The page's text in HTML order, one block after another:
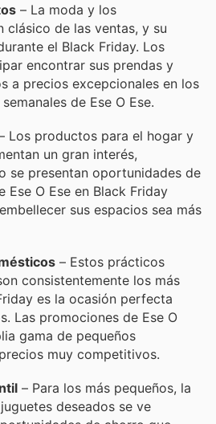
– La moda y los
clásico de las ventas, y su
el Black Friday. Los
encontrar sus prendas y
a precios excepcionales en los
de Ese O Ese.
Los productos para el hogar y
un gran interés,
se presentan oportunidades de
Ese O Ese en Black Friday
sus espacios sea más
– Estos prácticos
consistentemente los más
es la ocasión perfecta
Las promociones de Ese O
gama de pequeños
muy competitivos.
– Para los más pequeños, la
deseados se ve